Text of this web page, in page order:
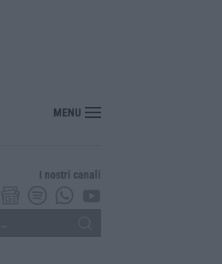
MENU
I nostri canali